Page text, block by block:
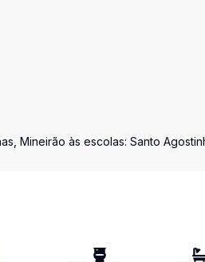
Mineirão às escolas: Santo